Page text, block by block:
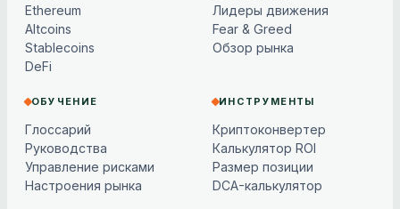
Ethereum
Altcoins
Stablecoins
DeFi
Лидеры движения
Fear & Greed
Обзор рынка
ОБУЧЕНИЕ
Глоссарий
Руководства
Управление рисками
Настроения рынка
ИНСТРУМЕНТЫ
Криптоконвертер
Калькулятор ROI
Размер позиции
DCA-калькулятор